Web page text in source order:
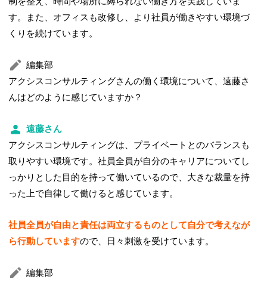
す。また、オフィスも改修し、より社員が働きやすい環境づ
くりを続けています。
編集部
アクシスコンサルティングさんの働く環境について、遠藤さ
んはどのように感じていますか？
遠藤さん
アクシスコンサルティングは、プライベートとのバランスも
取りやすい環境です。社員全員が自分のキャリアについてし
っかりとした目的を持って働いているので、大きな裁量を持
った上で自律して働けると感じています。
社員全員が自由と責任は両立するものとして自分で考えなが
ら行動していますので、日々刺激を受けています。
編集部